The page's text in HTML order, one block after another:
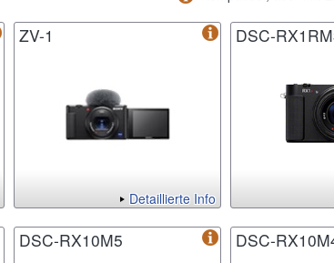
ZV-1
Detaillierte Info
DSC-
DSC-RX10M5 DSC-